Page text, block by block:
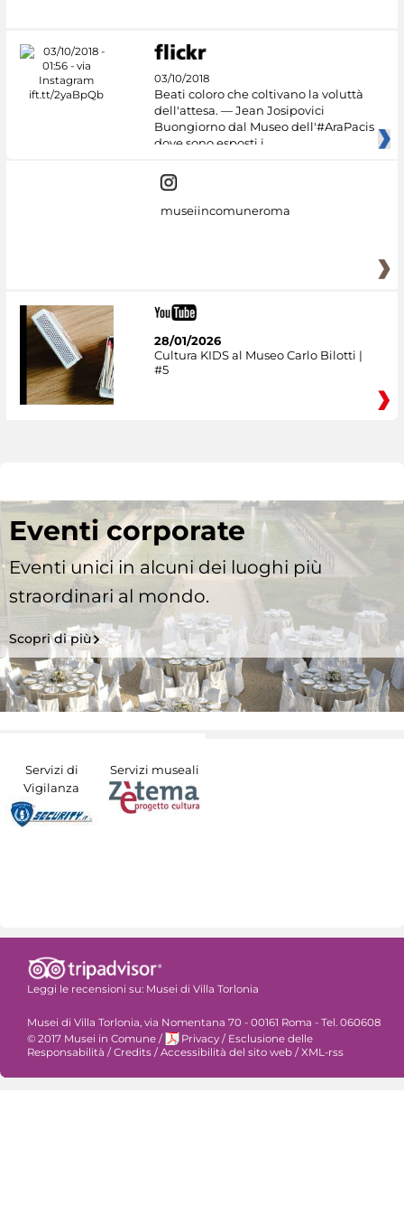
03/10/2018
Beati coloro che coltivano la voluttà
dell'attesa. — Jean Josipovici
Buongiorno dal Museo dell'#AraPacis
dove sono esposti i
museiincomuneroma
28/01/2026
Cultura KIDS al Museo Carlo Bilotti |
#5
Eventi corporate
Eventi unici in alcuni dei luoghi più
straordinari al mondo.
Scopri di più
Servizi di
Vigilanza
Servizi museali
Leggi le recensioni su: Musei di Villa Torlonia
Musei di Villa Torlonia, via Nomentana 70 - 00161 Roma - Tel. 060608
© 2017 Musei in Comune / Privacy / Esclusione delle
Responsabilità /Credits /Accessibilità del sito web /XML-rss